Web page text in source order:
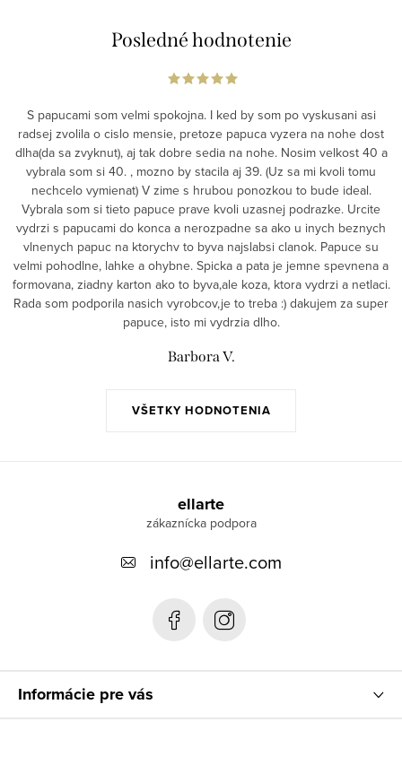
Posledné hodnotenie
VŠETKY HODNOTENIA
S papucami som velmi spokojna. I ked by som po vyskusani asi
radsej zvolila o cislo mensie, pretoze papuca vyzera na nohe dost
dlha(da sa zvyknut), aj tak dobre sedia na nohe. Nosim velkost 40 a
vybrala som si 40. , mozno by stacila aj 39. (Uz sa mi kvoli tomu
nechcelo vymienat) V zime s hrubou ponozkou to bude ideal.
Vybrala som si tieto papuce prave kvoli uzasnej podrazke. Urcite
vydrzi s papucami do konca a nerozpadne sa ako u inych beznych
vlnenych papuc na ktorychv to byva najslabsi clanok. Papuce su
velmi pohodlne, lahke a ohybne. Spicka a pata je jemne spevnena a
formovana, ziadny karton ako to byva,ale koza, ktora vydrzi a netlaci.
Rada som podporila nasich vyrobcov,je to treba :) dakujem za super
papuce, isto mi vydrzia dlho.
Barbora V.
ellarte
info@ellarte.com
Informácie pre vás